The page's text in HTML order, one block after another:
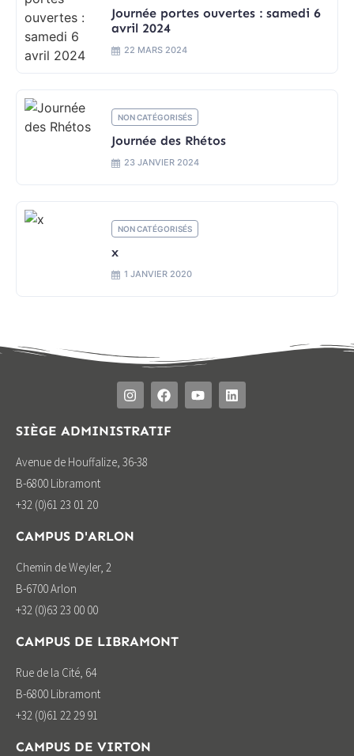
Journée portes ouvertes : samedi 6
avril 2024
22 MARS 2024
NON CATÉGORISÉS
Journée des Rhétos
23 JANVIER 2024
NON CATÉGORISÉS
x
1 JANVIER 2020
SIÈGE ADMINISTRATIF
Avenue de Houffalize, 36-38
B-6800 Libramont
+32 (0)61 23 01 20
CAMPUS D'ARLON
Chemin de Weyler, 2
B-6700 Arlon
+32 (0)63 23 00 00
CAMPUS DE LIBRAMONT
Rue de la Cité, 64
B-6800 Libramont
+32 (0)61 22 29 91
CAMPUS DE VIRTON